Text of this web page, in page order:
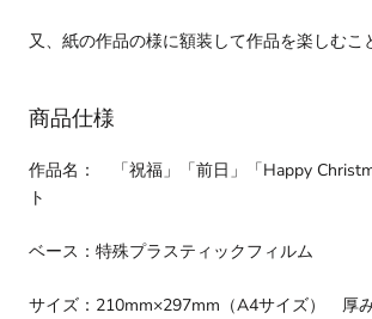
又、紙の作品の様に額装して作品を楽しむこ
商品仕様
作品名： 「祝福」「前日」「Happy
ト
ベース：特殊プラスティックフィルム
サイズ：210mm×297mm（A4サイズ） 厚